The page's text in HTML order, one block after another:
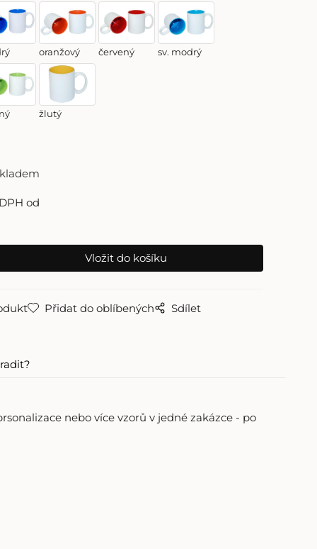
oranžový červený sv. modrý
žlutý
od
Přidat do oblíbených Sdílet
nebo více vzorů v jedné zakázce - po